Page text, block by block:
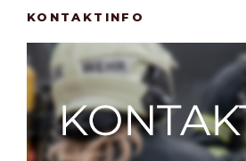
KONTAKTINFO